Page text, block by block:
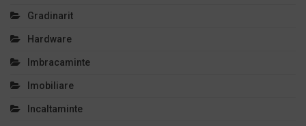
Gradinarit
Hardware
Imbracaminte
Imobiliare
Incaltaminte